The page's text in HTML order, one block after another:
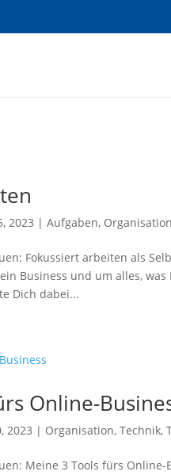
2023 |Aufgaben,
Fokussiert arbeiten als
Business und um alles,
Dich dabei...
Online-
2023 | Organisation,Technik,
Meine 3 Tools fürs